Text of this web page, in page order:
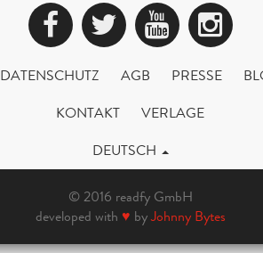
Facebook
Twitter
DATENSCHUTZ AGB PRESSE
KONTAKT
VERLAGE
DEUTSCH
© 2016 readfy GmbH
developed with ♥ byJohnny Bytes